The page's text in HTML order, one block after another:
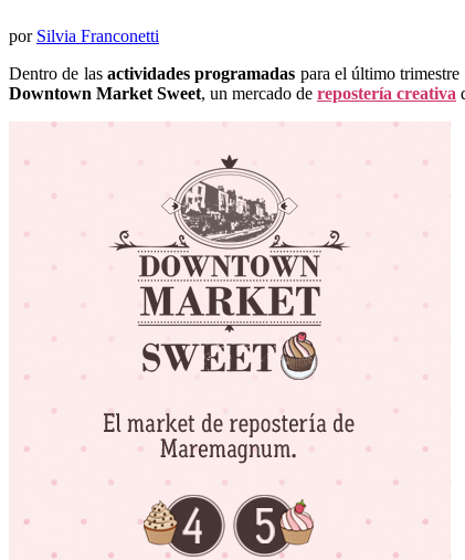
por Silvia Franconetti
Dentro de las actividades programadas para el último
Downtown Market Sweet, un mercado de repostería creativa